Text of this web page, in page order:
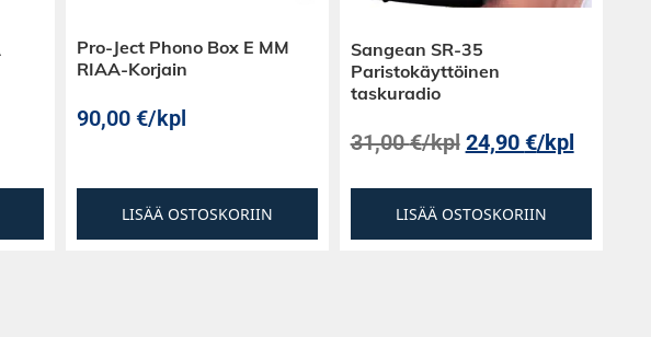
toiston
tai
optista ja yksi
sekä
PCM:ää –
Pro-Ject Phono Box E MM
RIAA-Korjain
90,00 €/kpl
LISÄÄ OSTOSKORIIN
Sangean SR-35
Paristokäyttöinen
taskuradio
31,00€/kpl 24,90 €/kpl
LISÄÄ OSTOSKORIIN